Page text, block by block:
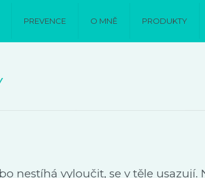
PREVENCE O MNĚ PRODUKTY
nestíhá vyloučit, se v těle usazují.